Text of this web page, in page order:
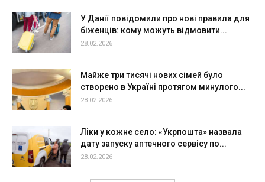
У Данії повідомили про нові правила для
біженців: кому можуть відмовити...
28.02.2026
Майже три тисячі нових сімей було
створено в Україні протягом минулого...
28.02.2026
Ліки у кожне село: «Укрпошта» назвала
дату запуску аптечного сервісу по...
28.02.2026